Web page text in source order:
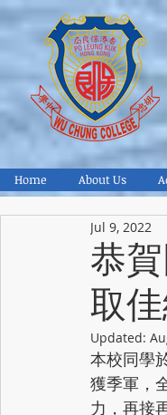
Home About Us
恭
取
Jul 9, 2022
Updated:
本校同學
獲季軍，
力，再接